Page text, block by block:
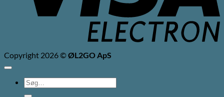
Copyright 2026 ©ØL2GO ApS
Søg
efter: